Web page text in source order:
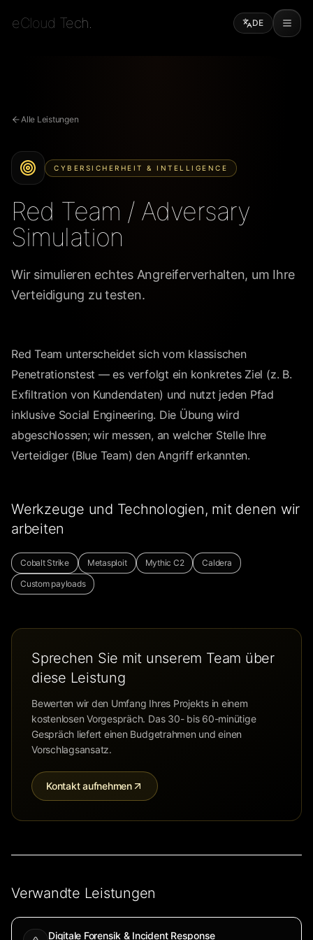
eCloud Tech. DE
Alle Leistungen
CYBERSICHERHEIT & INTELLIGENCE
Red Team / Adversary
Simulation
Wir simulieren echtes Angreiferverhalten, um Ihre
Verteidigung zu testen.
Red Team unterscheidet sich vom klassischen
Penetrationstest — es verfolgt ein konkretes Ziel (z. B.
Exfiltration von Kundendaten) und nutzt jeden Pfad
inklusive Social Engineering. Die Übung wird
abgeschlossen; wir messen, an welcher Stelle Ihre
Verteidiger (Blue Team) den Angriff erkannten.
Werkzeuge und Technologien, mit denen wir
arbeiten
Cobalt Strike Metasploit Mythic C2
Caldera
Custom payloads
Sprechen Sie mit unserem Team über
diese Leistung
Bewerten wir den Umfang Ihres Projekts in einem
kostenlosen Vorgespräch. Das 30- bis 60-minütige
Gespräch liefert einen Budgetrahmen und einen
Vorschlagsansatz.
Kontakt aufnehmen
Verwandte Leistungen
Digitale Forensik & Incident Response